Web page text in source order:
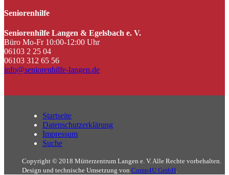
Seniorenhilfe
Seniorenhilfe Langen & Egelsbach e. V.
Büro Mo-Fr 10:00-12:00 Uhr
06103 2 25 04
06103 312 65 56
info@seniorenhilfe-langen.de
Startseite
Datenschutzerklärung
Impressum
Suche
Copyright © 2018 Mütterzentrum Langen e. V. Alle Rechte vorbehalten.
Design und technische Umsetzung von Comp4U GmbH